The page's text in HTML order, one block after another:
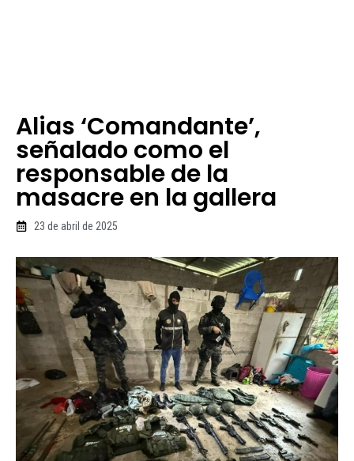
Alias ‘Comandante’,
señalado como el
responsable de la
masacre en la gallera
23 de abril de 2025